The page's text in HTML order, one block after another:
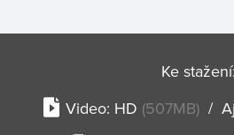
Ke stažení:
Video: HD (507MB) /